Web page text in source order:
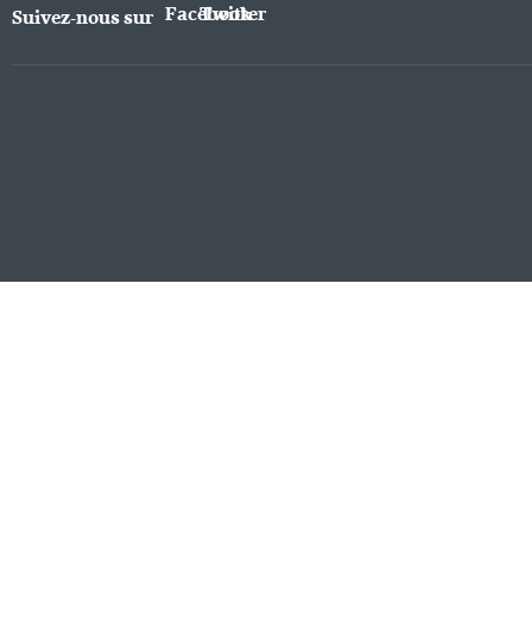
Suivez-nous sur Facebook
Twitter